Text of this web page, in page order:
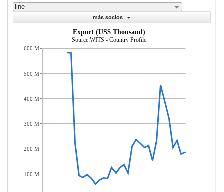
line
más socios
Export (US$ Thousand)
Source:WITS - Country Profile
600 M
500 M
400 M
300 M
200 M
100 M